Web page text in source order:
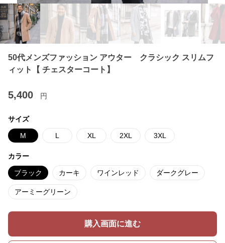
50代メンズファッション アウター クラシック スリムフ
ィット【 チェスターコート】
5,400 円
サイズ
M L XL 2XL 3XL
カラー
ブラック カーキ ワインレッド ダークグレー
アーミーグリーン
購入画面に進む